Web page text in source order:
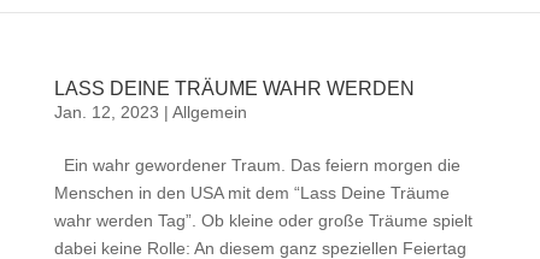
LASS DEINE TRÄUME WAHR WERDEN
Jan. 12, 2023 | Allgemein
Ein wahr gewordener Traum. Das feiern morgen die
Menschen in den USA mit dem “Lass Deine Träume
wahr werden Tag”. Ob kleine oder große Träume spielt
dabei keine Rolle: An diesem ganz speziellen Feiertag